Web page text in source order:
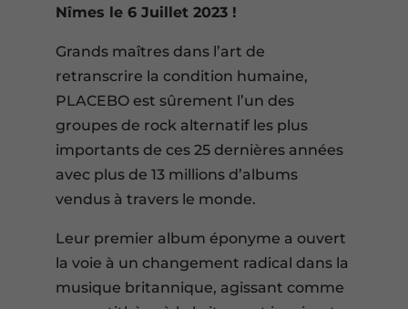
Nîmes le 6 Juillet 2023 !
Grands maîtres dans l’art de
retranscrire la condition humaine,
PLACEBO est sûrement l’un des
groupes de rock alternatif les plus
importants de ces 25 dernières années
avec plus de 13 millions d’albums
vendus à travers le monde.
Leur premier album éponyme a ouvert
la voie à un changement radical dans la
musique britannique, agissant comme